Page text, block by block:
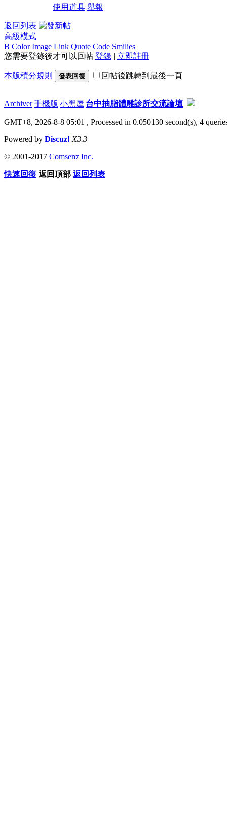
使用道具 舉報
返回列表
高級模式
B Color Image Link Quote Code Smilies
您需要登錄後才可以回帖 登錄 | 立即註冊
本版積分規則 發表回復 回帖後跳轉到最後一頁
Archiver|手機版|小黑屋|台中抽脂體雕診所交流論壇
GMT+8, 2026-8-8 05:01 , Processed in 0.050130 second(s), 4
Powered by Discuz! X3.3
© 2001-2017 Comsenz Inc.
快速回復 返回頂部 返回列表